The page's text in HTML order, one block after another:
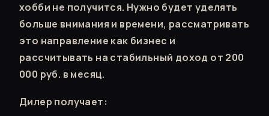
хобби не получится. Нужно будет уделять
больше внимания и времени, рассматривать
это направление как бизнес и
рассчитывать на стабильный доход от 200
000 руб. в месяц.
Дилер получает: